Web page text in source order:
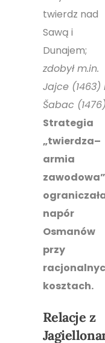
twierdz nad
Sawą i
Dunajem;
zdobył m.in.
Jajce (1463)
Šabac
Strategia
„twierdza–
armia
zawodowa”
napór
Osmanów
przy
kosztach.
Relacje z